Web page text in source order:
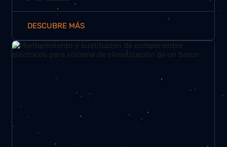
Retrofit y modernización de
plataformas Kamag 300 para
Navantia
DESCUBRE MÁS